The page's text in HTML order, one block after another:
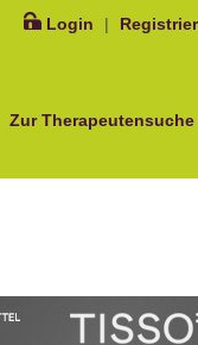
Login |
Zur Therapeutensuche